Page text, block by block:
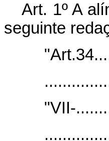
Art. 1º A
seguinte
"VII-